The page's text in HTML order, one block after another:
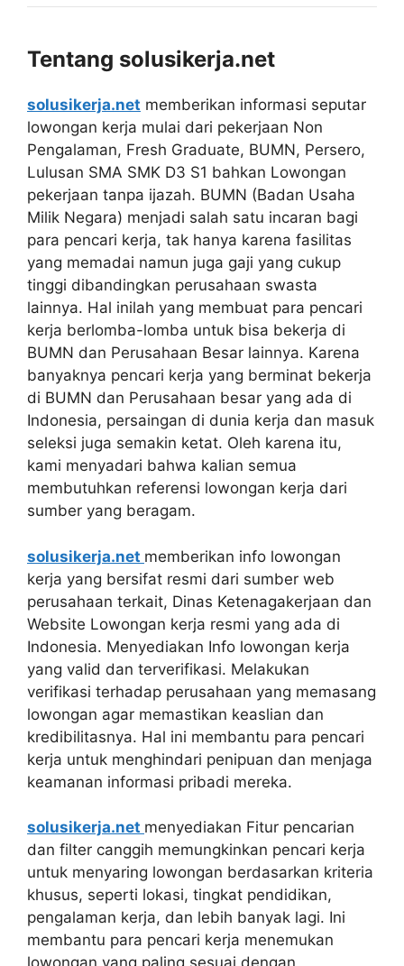
Tentang solusikerja.net
solusikerja.net memberikan informasi seputar
lowongan kerja mulai dari pekerjaan Non
Pengalaman, Fresh Graduate, BUMN, Persero,
Lulusan SMA SMK D3 S1 bahkan Lowongan
pekerjaan tanpa ijazah. BUMN (Badan Usaha
Milik Negara) menjadi salah satu incaran bagi
para pencari kerja, tak hanya karena fasilitas
yang memadai namun juga gaji yang cukup
tinggi dibandingkan perusahaan swasta
lainnya. Hal inilah yang membuat para pencari
kerja berlomba-lomba untuk bisa bekerja di
BUMN dan Perusahaan Besar lainnya. Karena
banyaknya pencari kerja yang berminat bekerja
di BUMN dan Perusahaan besar yang ada di
Indonesia, persaingan di dunia kerja dan masuk
seleksi juga semakin ketat. Oleh karena itu,
kami menyadari bahwa kalian semua
membutuhkan referensi lowongan kerja dari
sumber yang beragam.
solusikerja.net memberikan info lowongan
kerja yang bersifat resmi dari sumber web
perusahaan terkait, Dinas Ketenagakerjaan dan
Website Lowongan kerja resmi yang ada di
Indonesia. Menyediakan Info lowongan kerja
yang valid dan terverifikasi. Melakukan
verifikasi terhadap perusahaan yang memasang
lowongan agar memastikan keaslian dan
kredibilitasnya. Hal ini membantu para pencari
kerja untuk menghindari penipuan dan menjaga
keamanan informasi pribadi mereka.
solusikerja.net menyediakan Fitur pencarian
dan filter canggih memungkinkan pencari kerja
untuk menyaring lowongan berdasarkan kriteria
khusus, seperti lokasi, tingkat pendidikan,
pengalaman kerja, dan lebih banyak lagi. Ini
membantu para pencari kerja menemukan